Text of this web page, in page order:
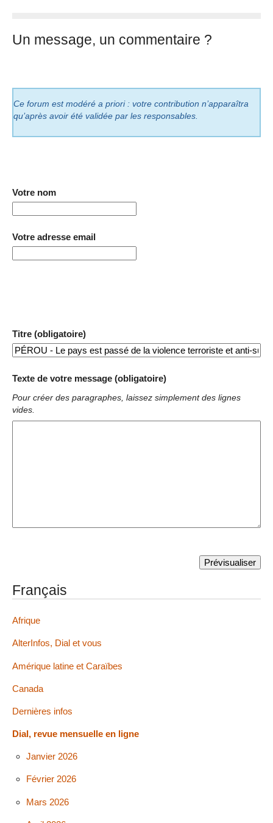
Un message, un commentaire ?
Ce forum est modéré a priori : votre contribution n’apparaîtra
qu’après avoir été validée par les responsables.
Votre nom
Votre adresse email
Titre (obligatoire)
Texte de votre message (obligatoire)
Pour créer des paragraphes, laissez simplement des lignes
vides.
Français
Afrique
AlterInfos, Dial et vous
Amérique latine et Caraïbes
Canada
Dernières infos
Dial, revue mensuelle en ligne
Janvier 2026
Février 2026
Mars 2026